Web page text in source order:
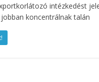
intézkedést
koncentrálnak talán